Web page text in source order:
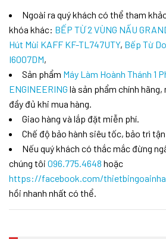
Ngoài ra quý khách có thể tham
khóa khác: BẾP TỪ 2 VÙNG NẤU
Hút Mùi KAFF KF-TL747UTY, Bếp Từ
I6007DM,
Sản phẩm Máy Làm Hoành Thánh 1
ENGINEERING là sản phẩm chính
đầy đủ khi mua hàng.
Giao hàng và lắp đặt miễn phí.
Chế độ bảo hành siêu tốc, bảo trì tận
Nếu quý khách có thắc mắc đừng
chúng tôi 096.775.4648 hoặc
https://facebook.com/
hồi nhanh nhất có thể.